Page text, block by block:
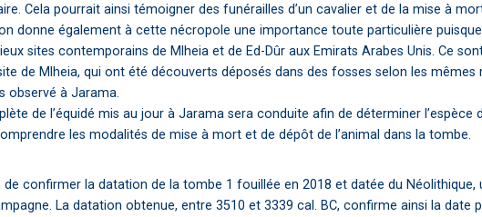
Cela pourrait ainsi témoigner des funérailles d’un cavalier et de la mise à
donne également à cette nécropole une importance toute particulière
sites contemporains de Mlheia et de Ed-Dûr aux Emirats Arabes Unis. Ce
de Mlheia, qui ont été découverts déposés dans des fosses selon les
observé à Jarama.
de l’équidé mis au jour à Jarama sera conduite afin de déterminer l’espèce
les modalités de mise à mort et de dépôt de l’animal dans la tombe.
de confirmer la datation de la tombe 1 fouillée en 2018 et datée du
La datation obtenue, entre 3510 et 3339 cal. BC, confirme ainsi la